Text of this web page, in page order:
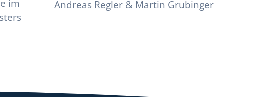
Andreas Regler & Martin Grubinger